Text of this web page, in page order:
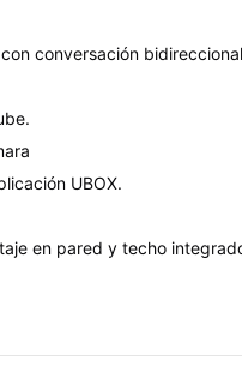
conversación
UBOX.
en pared y techo